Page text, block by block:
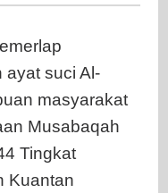
ayat suci Al-
masyarakat
Musabaqah
Tingkat
Kuantan